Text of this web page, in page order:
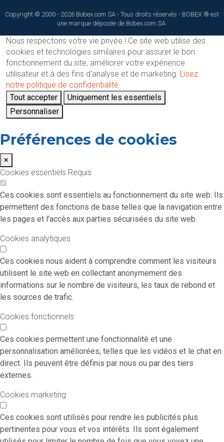
Copyright © 2000 - 2026 Bobex.com SA - Tous droits réservés - BOBEX ® est
une marque déposée de Bobex.com SA.
Nous respectons votre vie privée ! Ce site web utilise des
cookies et technologies similaires pour assurer le bon
fonctionnement du site, améliorer votre expérience
utilisateur et à des fins d'analyse et de marketing. Lisez
notre politique de confidentialité
Tout accepter
Uniquement les essentiels
Personnaliser
Préférences de cookies
×
Cookies essentiels Requis
Ces cookies sont essentiels au fonctionnement du site web. Ils
permettent des fonctions de base telles que la navigation entre
les pages et l'accès aux parties sécurisées du site web.
Cookies analytiques
Ces cookies nous aident à comprendre comment les visiteurs
utilisent le site web en collectant anonymement des
informations sur le nombre de visiteurs, les taux de rebond et
les sources de trafic.
Cookies fonctionnels
Ces cookies permettent une fonctionnalité et une
personnalisation améliorées, telles que les vidéos et le chat en
direct. Ils peuvent être définis par nous ou par des tiers
externes.
Cookies marketing
Ces cookies sont utilisés pour rendre les publicités plus
pertinentes pour vous et vos intérêts. Ils sont également